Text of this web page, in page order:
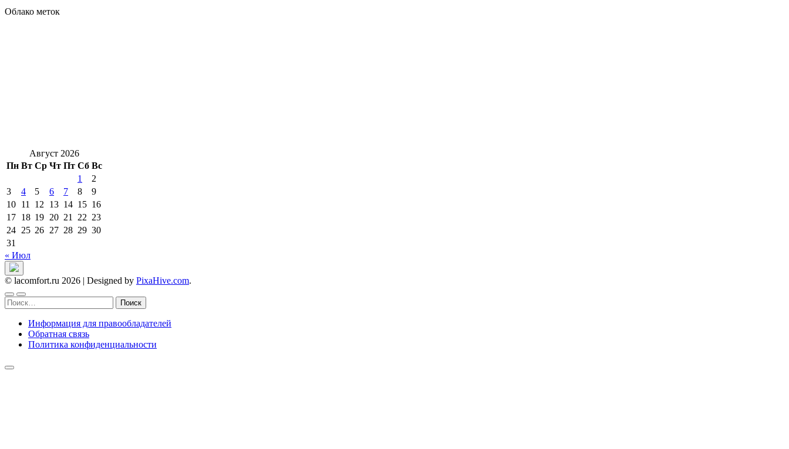
Облако меток
Август 2026
Пн Вт Ср Чт Пт Сб Вс
1
2
3
4 5 6 7 8
9
10 11 12 13 14 15 16
17 18 19 20 21 22 23
24 25 26 27 28 29 30
31
« Июл
© lacomfort.ru 2026 | Designed by PixaHive.com.
Найти:
Информация для правообладателей
Обратная связь
Политика конфиденциальности